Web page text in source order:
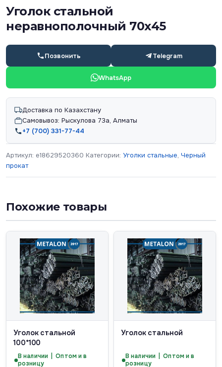
Уголок стальной
неравнополочный 70х45
Позвонить Telegram
WhatsApp
Доставка по Казахстану
Самовывоз: Рыскулова 73а, Алматы
+7 (700) 331-77-44
Артикул: e18629520360 Категории: Уголки стальные, Черный
прокат
Похожие товары
Уголок стальной
100*100
В наличии | Оптом и в
розницу
Уголок стальной
В наличии | Оптом и в
розницу